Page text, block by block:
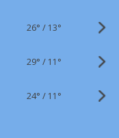
26° / 13°
29° / 11°
24° / 11°